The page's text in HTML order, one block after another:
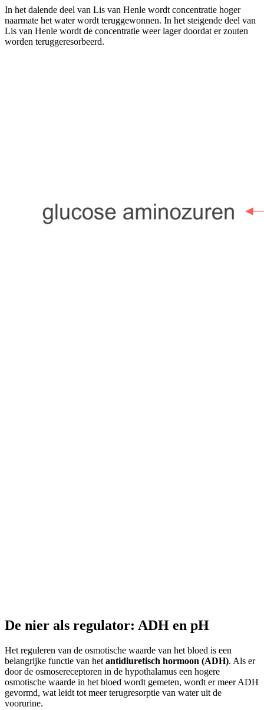
In het dalende deel van Lis van Henle wordt concentratie hoger
naarmate het water wordt teruggewonnen. In het steigende deel van
Lis van Henle wordt de concentratie weer lager doordat er zouten
worden teruggeresorbeerd.
De nier als regulator: ADH en pH
Het reguleren van de osmotische waarde van het bloed is een
belangrijke functie van het antidiuretisch hormoon (ADH). Als er
door de osmosereceptoren in de hypothalamus een hogere
osmotische waarde in het bloed wordt gemeten, wordt er meer ADH
gevormd, wat leidt tot meer terugresorptie van water uit de
voorurine.